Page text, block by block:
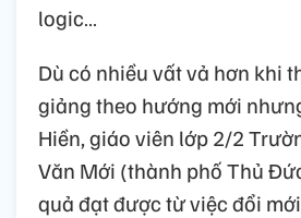
logic…
Dù có nhiều vất vả hơn khi
giảng theo hướng mới
Hiền, giáo viên lớp 2/2
Văn Mới (thành phố Thủ
quả đạt được từ việc đổi